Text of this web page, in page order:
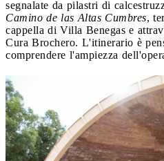
segnalate da pilastri di
Camino de las Altas Cumbres,
cappella di Villa Benegas e
Cura Brochero. L'itinerario è
comprendere l'ampiezza